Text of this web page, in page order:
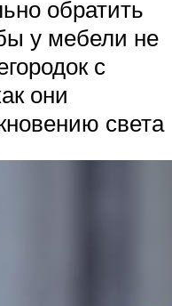
обратить
у мебели не
с
они
света